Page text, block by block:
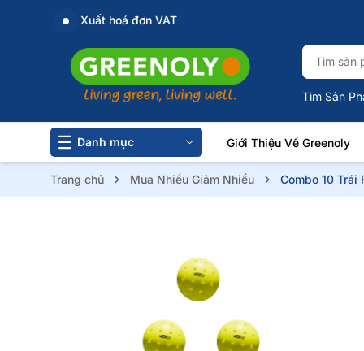
Xuất hoá đơn VAT
Tìm Sản
Danh mục Giới Thiệu Về Greenoly
Trang chủ Mua Nhiều Giảm Nhiều Combo 10 Trái